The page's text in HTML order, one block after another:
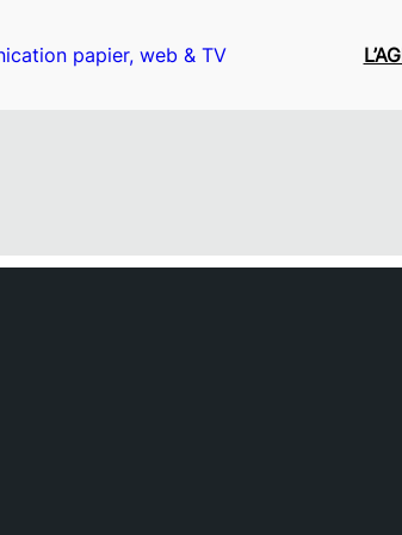
papier, web & TV